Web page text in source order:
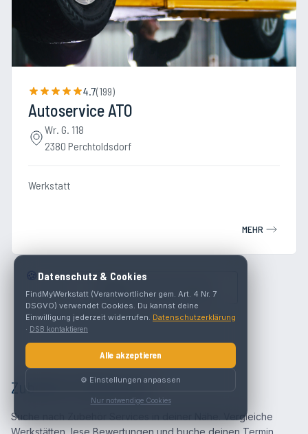
4.7(199)
Autoservice ATO
Wr. G. 118
2380 Perchtoldsdorf
Werkstatt
MEHR
Zubehör in Österreich
Suche nach Zubehör Services in deiner Nähe. Vergleiche
Werkstätten, lese Bewertungen und buche deinen Termin
🍪 Datenschutz & Cookies
FindMyWerkstatt (Verantwortlicher gem. Art. 4 Nr. 7
DSGVO) verwendet Cookies. Du kannst deine
Einwilligung jederzeit widerrufen. Datenschutzerklärung
· DSB kontaktieren
Alle akzeptieren
⚙️ Einstellungen anpassen
Nur notwendige Cookies